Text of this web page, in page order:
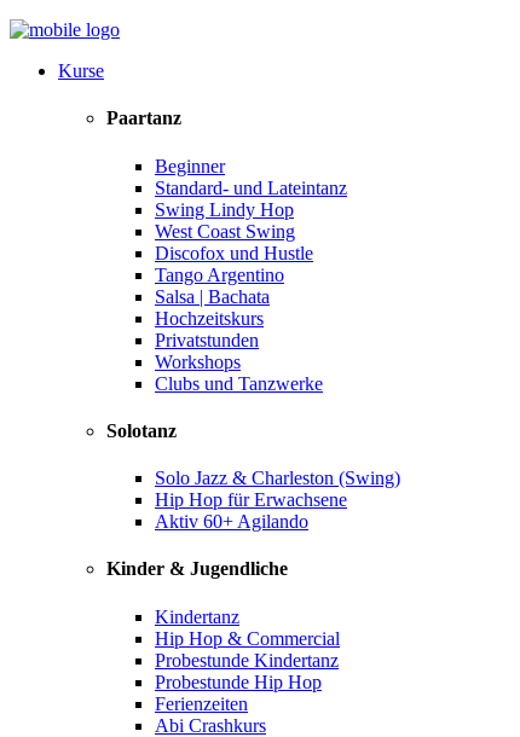
Kurse
Paartanz
Beginner
Standard- und Lateintanz
Swing Lindy Hop
West Coast Swing
Discofox und Hustle
Tango Argentino
Salsa | Bachata
Hochzeitskurs
Privatstunden
Workshops
Clubs und Tanzwerke
Solotanz
Solo Jazz & Charleston (Swing)
Hip Hop für Erwachsene
Aktiv 60+ Agilando
Kinder & Jugendliche
Kindertanz
Hip Hop & Commercial
Probestunde Kindertanz
Probestunde Hip Hop
Ferienzeiten
Abi Crashkurs